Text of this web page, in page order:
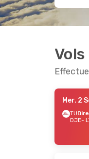
Vols
Mer. 2
TU
DJE-